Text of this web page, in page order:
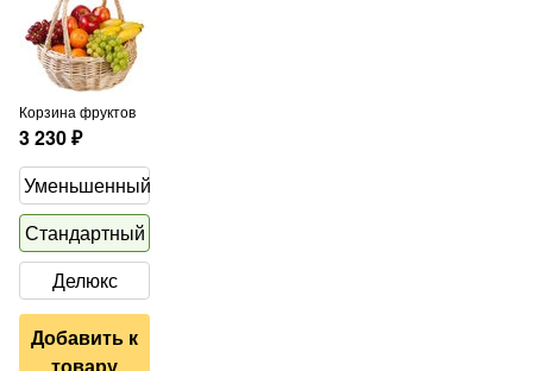
Корзина фруктов
3 230₽
Уменьшенный
Стандартный
Делюкс
Добавить к